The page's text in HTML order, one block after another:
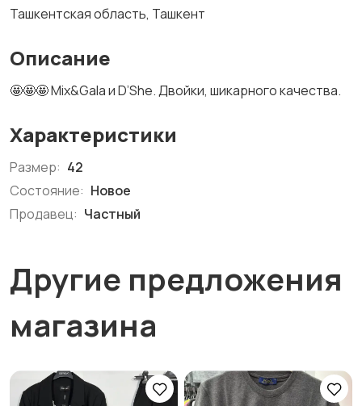
Ташкентская область, Ташкент
Описание
🤩🤩🤩 Mix&Gala и D’She. Двойки, шикарного качества.
Характеристики
Размер: 42
Состояние: Новое
Продавец: Частный
Другие предложения
магазина